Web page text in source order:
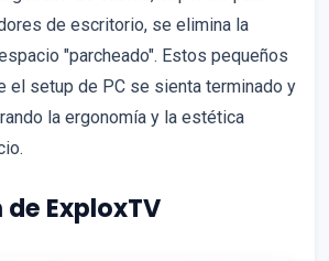
de escritorio, se elimina la
"parcheado". Estos pequeños
el setup de PC se sienta terminado y
la ergonomía y la estética
ExploxTV